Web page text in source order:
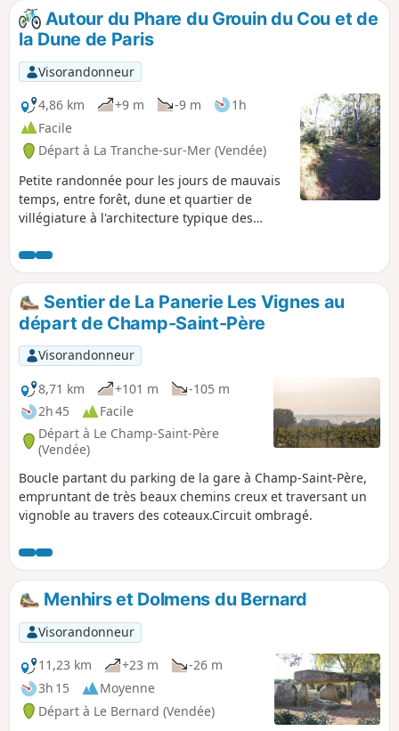
Autour du Phare du Grouin du Cou et de
la Dune de Paris
Visorandonneur
4,86 km
+9 m -9 m
1h
Facile
Départ à La Tranche-sur-Mer (Vendée)
Petite randonnée pour les jours de mauvais
temps, entre forêt, dune et quartier de
villégiature à l'architecture typique des
Sentier de La Panerie Les Vignes au
départ de Champ-Saint-Père
Visorandonneur
8,71 km
+101 m
-105 m
2h 45
Facile
Départ à Le Champ-Saint-Père
(Vendée)
Boucle partant du parking de la gare à Champ-Saint-Père,
empruntant de très beaux chemins creux et traversant un
vignoble au travers des coteaux.Circuit ombragé.
Menhirs et Dolmens du Bernard
Visorandonneur
11,23 km
+23 m
-26 m
3h 15
Moyenne
Départ à Le Bernard (Vendée)